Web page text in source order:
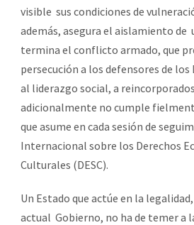
visible sus condiciones de
además, asegura el aislamiento de
termina el conflicto armado, que
persecución a los defensores de los
al liderazgo social, a
adicionalmente no cumple
que asume en cada sesión de
Internacional sobre los Derechos
Culturales (DESC).
Un Estado que actúe en la
actual Gobierno, no ha de temer a